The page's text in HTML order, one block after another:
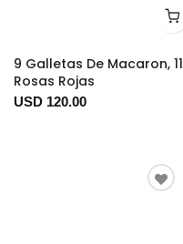
9 Galletas De Macaron, 11
Rosas Rojas
USD 120.00